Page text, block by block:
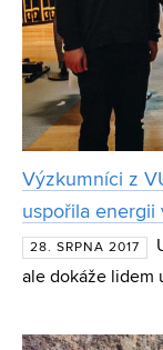
Výzkumníci z
uspořila energii
28. SRPNA 2017
ale dokáže lidem
využil evoluční